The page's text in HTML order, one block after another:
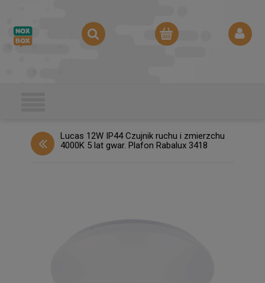
Lucas 12W IP44 Czujnik ruchu i zmierzchu
4000K 5 lat gwar. Plafon Rabalux 3418